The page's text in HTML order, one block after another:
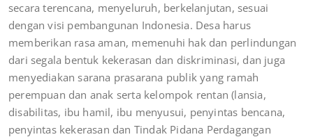
secara terencana, menyeluruh, berkelanjutan, sesuai
dengan visi pembangunan Indonesia. Desa harus
memberikan rasa aman, memenuhi hak dan perlindungan
dari segala bentuk kekerasan dan diskriminasi, dan juga
menyediakan sarana prasarana publik yang ramah
perempuan dan anak serta kelompok rentan (lansia,
disabilitas, ibu hamil, ibu menyusui, penyintas bencana,
penyintas kekerasan dan Tindak Pidana Perdagangan